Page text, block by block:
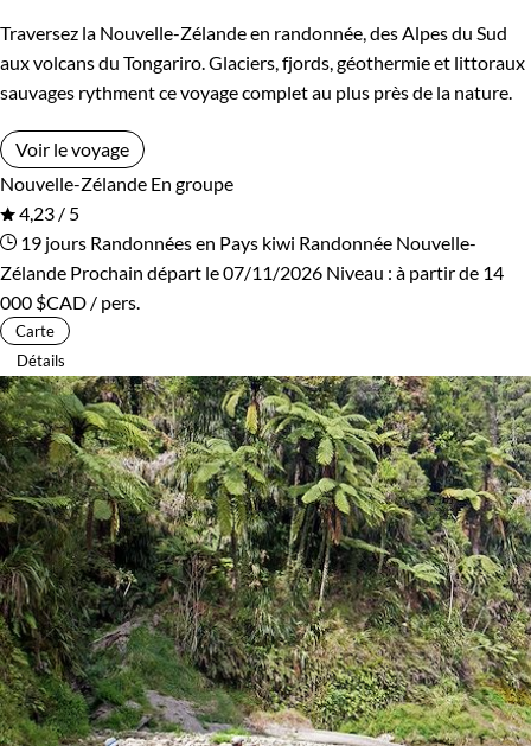
Traversez la Nouvelle-Zélande en randonnée, des Alpes du Sud
aux volcans du Tongariro. Glaciers, fjords, géothermie et littoraux
sauvages rythment ce voyage complet au plus près de la nature.
Voir le voyage
Nouvelle-Zélande En groupe
4,23 / 5
19 jours Randonnées en Pays kiwi Randonnée Nouvelle-
Zélande Prochain départ le 07/11/2026 Niveau : à partir de 14
000 $CAD / pers.
Carte
Détails